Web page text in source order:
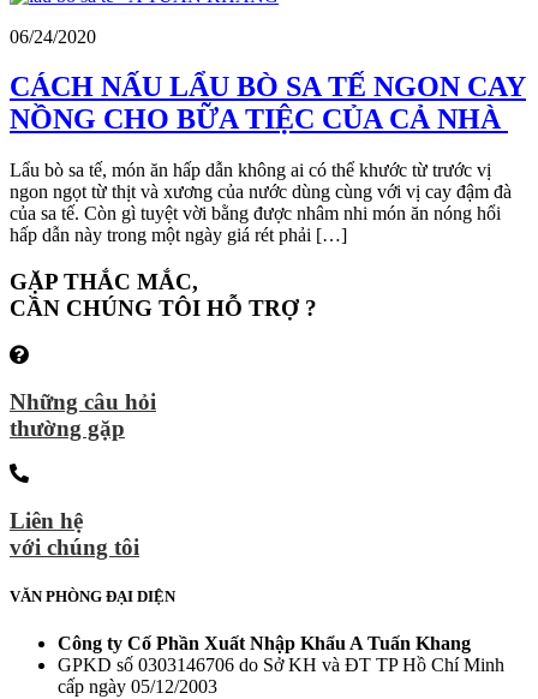
06/24/2020
CÁCH NẤU LẨU BÒ SA TẾ NGON CAY
NỒNG CHO BỮA TIỆC CỦA CẢ NHÀ
Lẩu bò sa tế, món ăn hấp dẫn không ai có thể khước từ trước vị
ngon ngọt từ thịt và xương của nước dùng cùng với vị cay đậm đà
của sa tế. Còn gì tuyệt vời bằng được nhâm nhi món ăn nóng hổi
hấp dẫn này trong một ngày giá rét phải […]
GẶP THẮC MẮC,
CẦN CHÚNG TÔI HỖ TRỢ ?
Những câu hỏi
thường gặp
Liên hệ
với chúng tôi
VĂN PHÒNG ĐẠI DIỆN
Công ty Cố Phần Xuất Nhập Khẩu A Tuấn Khang
GPKD số 0303146706 do Sở KH và ĐT TP Hồ Chí Minh
cấp ngày 05/12/2003